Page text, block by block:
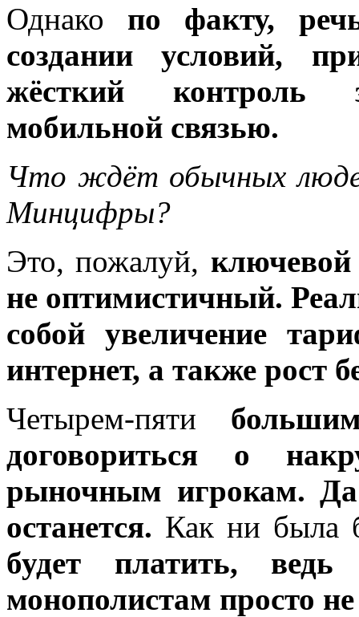
Однако по факту,
создании условий,
жёсткий контроль
мобильной связью.
Что ждёт обычных
Минцифры?
Это, пожалуй, ключевой
не оптимистичный.
собой увеличение
интернет, а также рост
Четырем-пяти
договориться о
рыночным игрокам.
останется. Как ни была
будет платить, ведь
монополистам просто